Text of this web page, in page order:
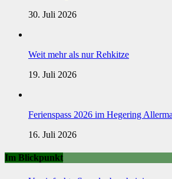
30. Juli 2026
Weit mehr als nur Rehkitze
19. Juli 2026
Ferienspass 2026 im Hegering
16. Juli 2026
Im Blickpunkt